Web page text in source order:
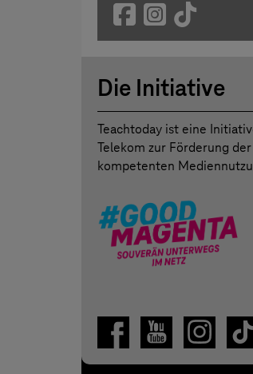
Die Initiative
Teachtoday ist eine
Telekom zur Förderung
kompetenten